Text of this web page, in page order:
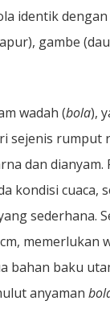
identik
gambe
wadah (bola),
sejenis rumput
dan
kondisi cuaca,
sederhana.
memerlukan
bahan baku
anyaman